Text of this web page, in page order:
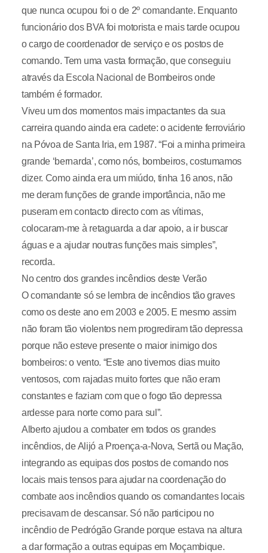
que nunca ocupou foi o de 2º comandante. Enquanto
funcionário dos BVA foi motorista e mais tarde ocupou
o cargo de coordenador de serviço e os postos de
comando. Tem uma vasta formação, que conseguiu
através da Escola Nacional de Bombeiros onde
também é formador.
Viveu um dos momentos mais impactantes da sua
carreira quando ainda era cadete: o acidente ferroviário
na Póvoa de Santa Iria, em 1987. “Foi a minha primeira
grande ‘bernarda’, como nós, bombeiros, costumamos
dizer. Como ainda era um miúdo, tinha 16 anos, não
me deram funções de grande importância, não me
puseram em contacto directo com as vítimas,
colocaram-me à retaguarda a dar apoio, a ir buscar
águas e a ajudar noutras funções mais simples”,
recorda.
No centro dos grandes incêndios deste Verão
O comandante só se lembra de incêndios tão graves
como os deste ano em 2003 e 2005. E mesmo assim
não foram tão violentos nem progrediram tão depressa
porque não esteve presente o maior inimigo dos
bombeiros: o vento. “Este ano tivemos dias muito
ventosos, com rajadas muito fortes que não eram
constantes e faziam com que o fogo tão depressa
ardesse para norte como para sul”.
Alberto ajudou a combater em todos os grandes
incêndios, de Alijó a Proença-a-Nova, Sertã ou Mação,
integrando as equipas dos postos de comando nos
locais mais tensos para ajudar na coordenação do
combate aos incêndios quando os comandantes locais
precisavam de descansar. Só não participou no
incêndio de Pedrógão Grande porque estava na altura
a dar formação a outras equipas em Moçambique.